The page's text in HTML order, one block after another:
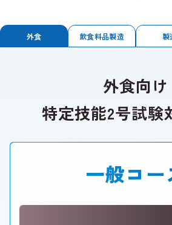
外食 飲食料品製造 製
外食向け
特定技能2号試験
一般コー